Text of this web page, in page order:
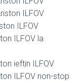
ILFOV
ILFOV
ILFOV la
ieftin ILFOV
ILFOV non-stop